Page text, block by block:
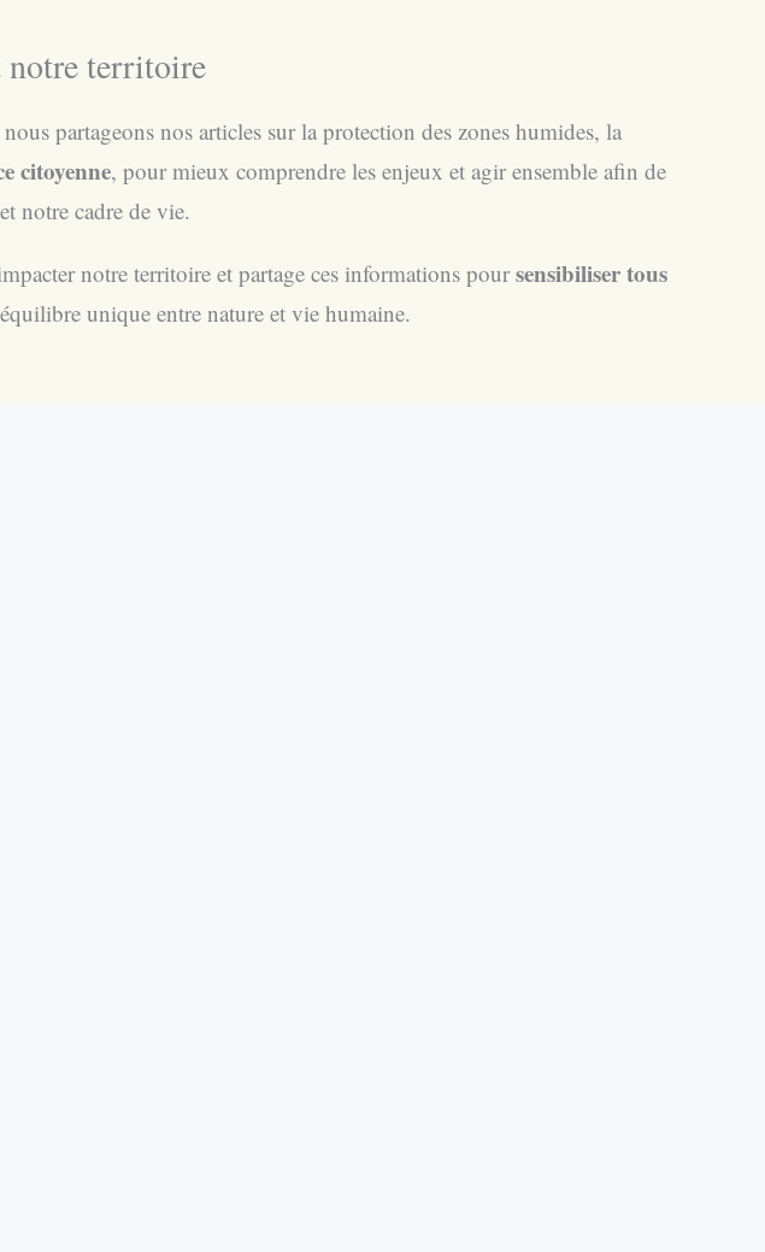
notre territoire
partageons nos articles sur la protection des zones humides, la
citoyenne, pour mieux comprendre les enjeux et agir ensemble afin de
notre cadre de vie.
notre territoire et partage ces informations pour sensibiliser tous
unique entre nature et vie humaine.